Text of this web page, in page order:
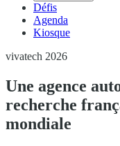
Défis
Agenda
Kiosque
vivatech 2026
Une agence
recherche
mondiale